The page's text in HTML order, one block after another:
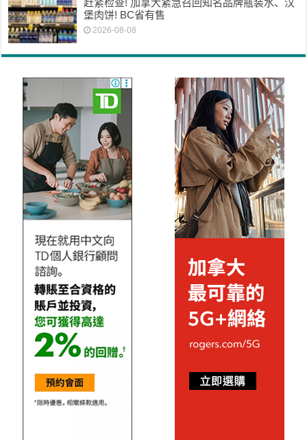
赶紧检查! 加拿大紧急召回知名品牌瓶装水、汉
堡肉饼! BC省有售
2026-08-08